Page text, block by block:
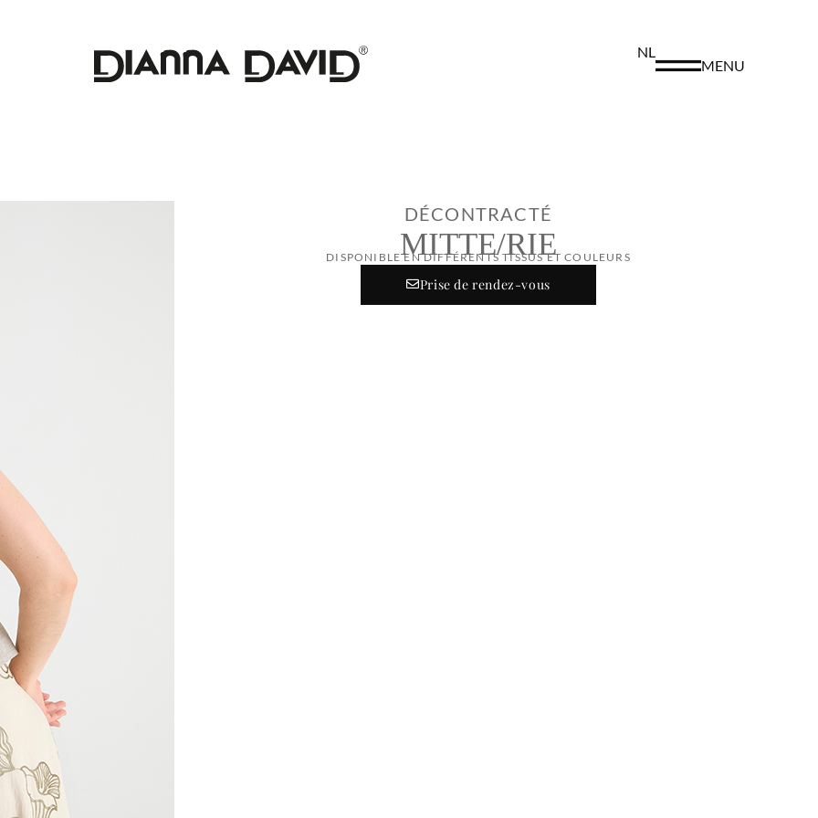
NL
MENU
DÉCONTRACTÉ
MITTE/RIE
DISPONIBLE EN DIFFÉRENTS TISSUS ET COULEURS
Prise de rendez-vous